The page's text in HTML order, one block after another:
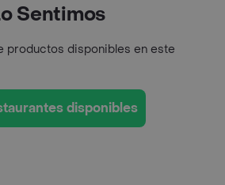
Sentimos
productos disponibles en este
disponibles